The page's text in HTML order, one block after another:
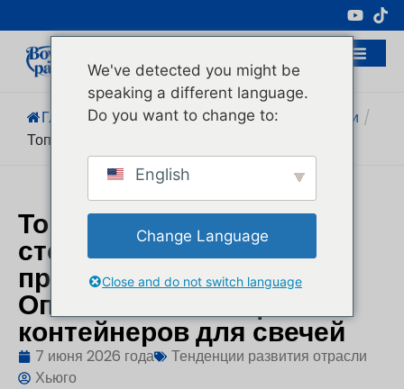
Косметической Упаковки
Главная/ Блог / Тенденции Развития Отрасли /
Топ-15 Пользовательских Стеклянных...
Топ 15 пользовательских
стеклянная банка свечи
производителей в Китае:
Оптовые поставщики
контейнеров для свечей
7 июня 2026 года
Тенденции развития отрасли
Хьюго
We've detected you might be
speaking a different language.
Do you want to change to:
English
Change Language
Close and do not switch language